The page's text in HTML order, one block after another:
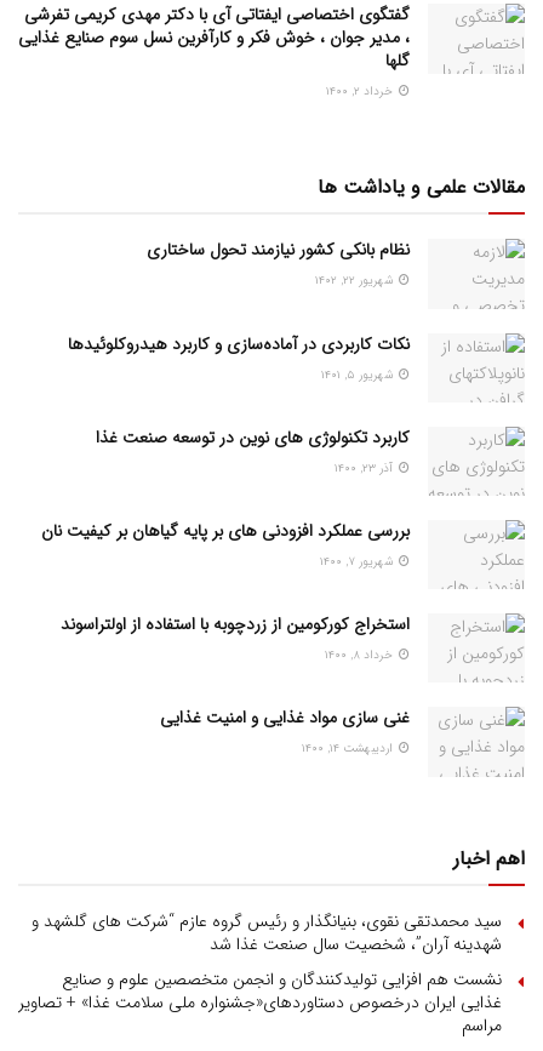
گفتگوی اختصاصی ایفتاتی آی با دکتر مهدی کریمی تفرشی
، مدیر جوان ، خوش فکر و کارآفرین نسل سوم صنایع غذایی
گلها
خرداد ۲, ۱۴۰۰
مقالات علمی و یاداشت ها
نظام بانکی کشور نیازمند تحول ساختاری
شهریور ۲۲, ۱۴۰۲
نکات کاربردی در آماده‌سازی و کاربرد هیدروکلوئیدها
شهریور ۵, ۱۴۰۱
کاربرد تکنولوژی های نوین در توسعه صنعت غذا
آذر ۲۳, ۱۴۰۰
بررسی عملکرد افزودنی های بر پایه گیاهان بر کیفیت نان
شهریور ۷, ۱۴۰۰
استخراج کورکومین از زردچوبه با استفاده از اولتراسوند
خرداد ۸, ۱۴۰۰
غنی سازی مواد غذایی و امنیت غذایی
اردیبهشت ۱۴, ۱۴۰۰
اهم اخبار
سید محمدتقی نقوی، بنیانگذار و رئیس گروه عازم “شرکت های گلشهد و
شهدینه آران”، شخصیت سال صنعت غذا شد
نشست هم افزایی تولیدکنندگان و انجمن متخصصین علوم و صنایع
غذایی ایران درخصوص دستاوردهای«جشنواره ملی سلامت غذا» + تصاویر
مراسم